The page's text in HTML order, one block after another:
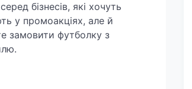
бізнесів, які хочуть
у промоакціях, але й
замовити футболку з